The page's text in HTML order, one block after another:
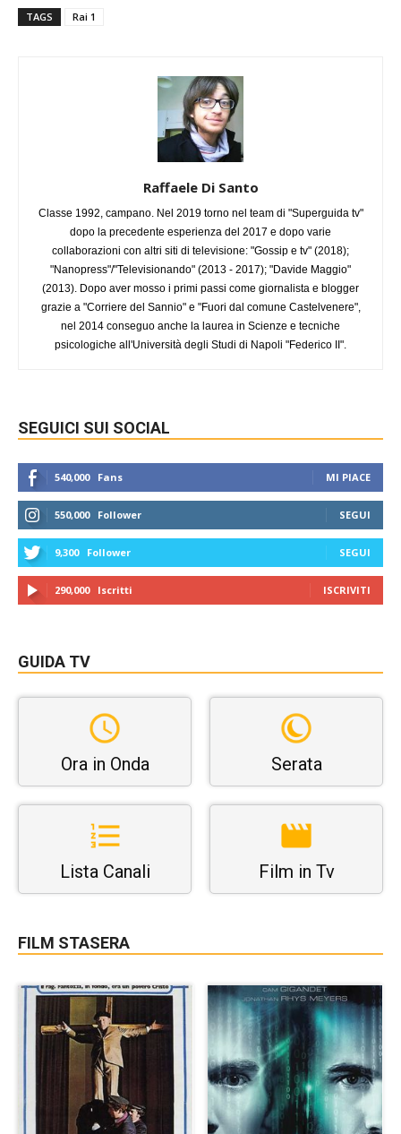
TAGS Rai 1
Raffaele Di Santo
Classe 1992, campano. Nel 2019 torno nel team di "Superguida tv"
dopo la precedente esperienza del 2017 e dopo varie
collaborazioni con altri siti di televisione: "Gossip e tv" (2018);
"Nanopress"/"Televisionando" (2013 - 2017); "Davide Maggio"
(2013). Dopo aver mosso i primi passi come giornalista e blogger
grazie a "Corriere del Sannio" e "Fuori dal comune Castelvenere",
nel 2014 conseguo anche la laurea in Scienze e tecniche
psicologiche all'Università degli Studi di Napoli "Federico II".
SEGUICI SUI SOCIAL
540,000 Fans MI PIACE
550,000 Follower SEGUI
9,300 Follower SEGUI
290,000 Iscritti ISCRIVITI
GUIDA TV
Ora in Onda Serata
Lista Canali Film in Tv
FILM STASERA